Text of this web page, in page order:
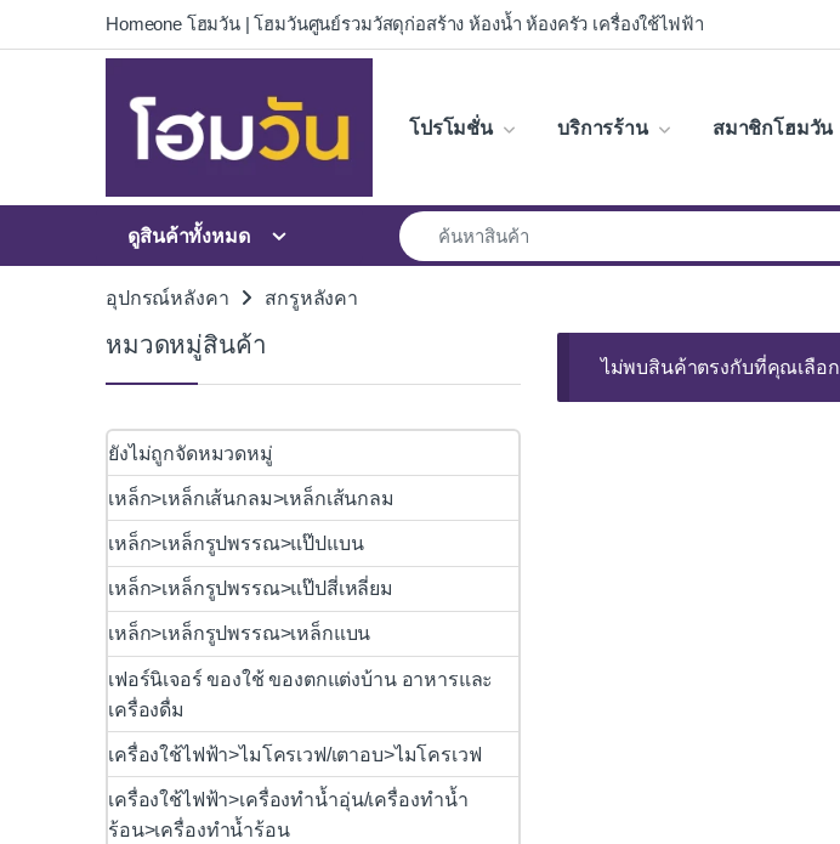
Skip to navigation
Skip to contentHomeone โฮมวัน | โฮมวันศูนย์รวมวัสดุก่อสร้าง ห้องน้ำ ห้องครัว เครื่องใช้ไฟฟ้า
โปรโมชั่น บริการร้าน สมาชิกโฮมวัน
ดูสินค้าทั้งหมด
อุปกรณ์หลังคา สกรูหลังคา
ไม่พบสินค้าตรงกับที่คุณเลือก
หมวดหมู่สินค้า
ยังไม่ถูกจัดหมวดหมู่
เหล็ก>เหล็กเส้นกลม>เหล็กเส้นกลม
เหล็ก>เหล็กรูปพรรณ>แป๊ปแบน
เหล็ก>เหล็กรูปพรรณ>แป๊ปสี่เหลี่ยม
เหล็ก>เหล็กรูปพรรณ>เหล็กแบน
เฟอร์นิเจอร์ ของใช้ ของตกแต่งบ้าน อาหารและ
เครื่องดื่ม
เครื่องใช้ไฟฟ้า>ไมโครเวฟ/เตาอบ>ไมโครเวฟ
เครื่องใช้ไฟฟ้า>เครื่องทำน้ำอุ่น/เครื่องทำน้ำ
ร้อน>เครื่องทำน้ำร้อน